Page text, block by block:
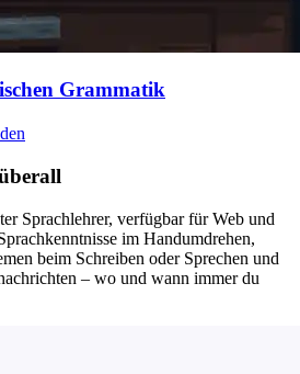
Grammatik
Sprachlehrer, verfügbar für Web und
im Handumdrehen,
beim Schreiben oder Sprechen und
– wo und wann immer du